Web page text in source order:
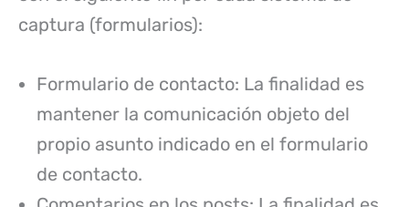
captura (formularios):
Formulario de contacto: La finalidad es
mantener la comunicación objeto del
propio asunto indicado en el formulario
de contacto.